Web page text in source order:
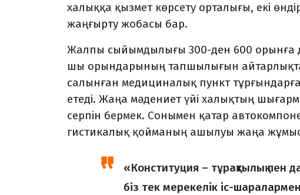
халыққа қызмет көрсету ор­талығы, екі
жаңғырту жобасы бар.
Жалпы сыйымдылығы 300-ден 600 орынға
шы орын­дарының тапшылы­ғын
салынған медици­налық пункт
етеді. Жаңа мәдениет үйі халықтың
серпін бермек. Сонымен қа­тар
гистикалық қойманың ашылуы жаңа
«Конституция – тұрақтылық пен
біз тек мерекелік іс-